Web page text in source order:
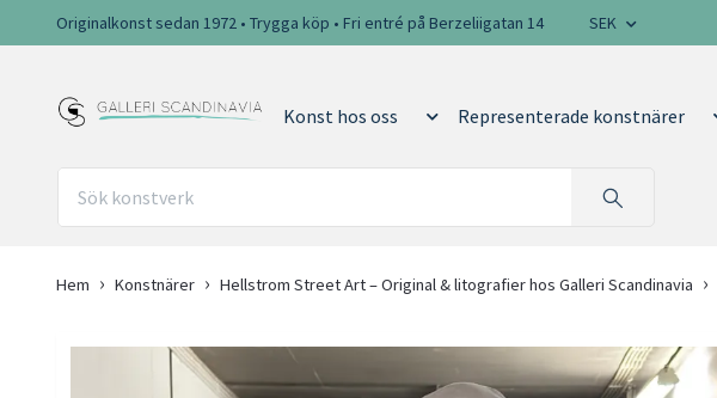
Originalkonst sedan 1972 • Trygga köp • Fri entré på Berzeliigatan 14 SEK
Konst hos oss Representerade konstnärer
Hem Konstnärer Hellstrom Street Art – Original & litografier hos Galleri Scandinavia